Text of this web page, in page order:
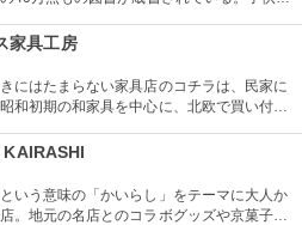
みては。
家具工房
にはたまらない家具店のコチラは、民家に
和初期の和家具を中心に、北欧で買い付け
すが、手頃な値段で掘り出し物を見つけた
味わえるお店です。
いう意味の「かいらし」をテーマに大人か
。地元の名店とのコラボグッズや京菓子な